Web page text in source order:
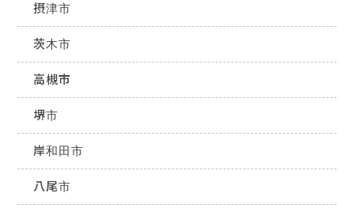
摂津市
茨木市
高槻市
堺市
岸和田市
八尾市